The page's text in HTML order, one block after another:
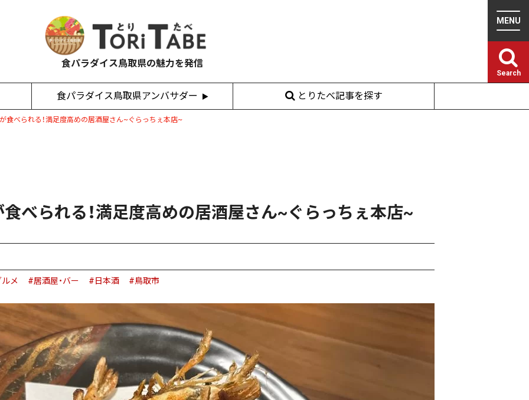
食パラダイス鳥取県の魅力を発信
食パラダイス鳥取県アンバサダー とりたべ記事を探す
Search
食べられる！満足度高めの居酒屋さん~ぐらっちぇ本店~
べられる！満足度高めの居酒屋さん~ぐらっちぇ本店~
メ #居酒屋・バー #日本酒 #鳥取市